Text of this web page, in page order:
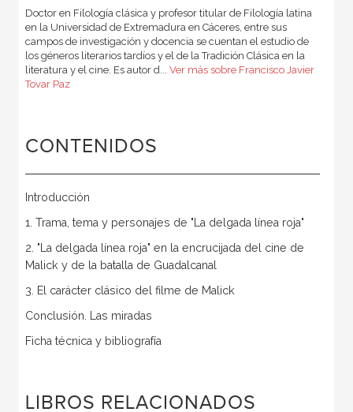
Doctor en Filología clásica y profesor titular de Filología latina
en la Universidad de Extremadura en Cáceres, entre sus
campos de investigación y docencia se cuentan el estudio de
los géneros literarios tardíos y el de la Tradición Clásica en la
literatura y el cine. Es autor d... Ver más sobre Francisco Javier
Tovar Paz
CONTENIDOS
Introducción
1. Trama, tema y personajes de "La delgada línea roja"
2. "La delgada línea roja" en la encrucijada del cine de
Malick y de la batalla de Guadalcanal
3. El carácter clásico del filme de Malick
Conclusión. Las miradas
Ficha técnica y bibliografía
LIBROS RELACIONADOS